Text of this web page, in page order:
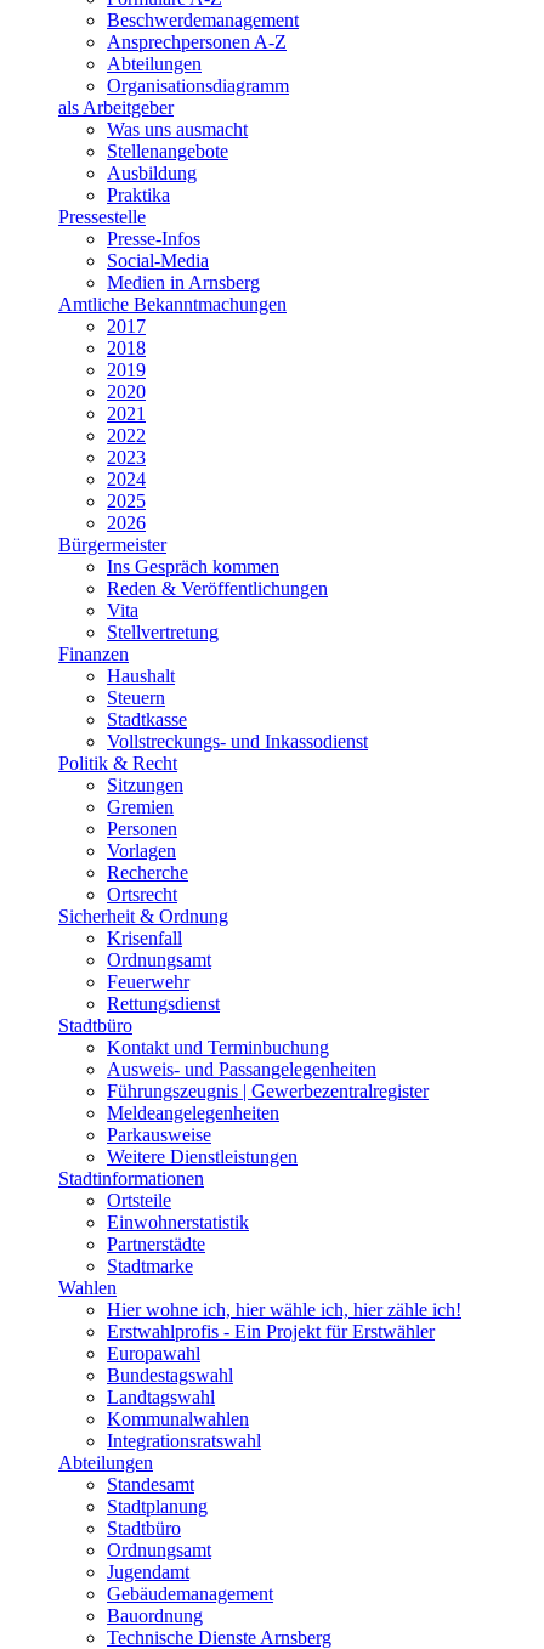
Beschwerdemanagement
Ansprechpersonen A-Z
Abteilungen
Organisationsdiagramm
als Arbeitgeber
Was uns ausmacht
Stellenangebote
Ausbildung
Praktika
Pressestelle
Presse-Infos
Social-Media
Medien in Arnsberg
Amtliche Bekanntmachungen
2017
2018
2019
2020
2021
2022
2023
2024
2025
2026
Bürgermeister
Ins Gespräch kommen
Reden & Veröffentlichungen
Vita
Stellvertretung
Finanzen
Haushalt
Steuern
Stadtkasse
Vollstreckungs- und Inkassodienst
Politik & Recht
Sitzungen
Gremien
Personen
Vorlagen
Recherche
Ortsrecht
Sicherheit & Ordnung
Krisenfall
Ordnungsamt
Feuerwehr
Rettungsdienst
Stadtbüro
Kontakt und Terminbuchung
Ausweis- und Passangelegenheiten
Führungszeugnis | Gewerbezentralregister
Meldeangelegenheiten
Parkausweise
Weitere Dienstleistungen
Stadtinformationen
Ortsteile
Einwohnerstatistik
Partnerstädte
Stadtmarke
Wahlen
Hier wohne ich, hier wähle ich, hier zähle ich!
Erstwahlprofis - Ein Projekt für Erstwähler
Europawahl
Bundestagswahl
Landtagswahl
Kommunalwahlen
Integrationsratswahl
Abteilungen
Standesamt
Stadtplanung
Stadtbüro
Ordnungsamt
Jugendamt
Gebäudemanagement
Bauordnung
Technische Dienste Arnsberg